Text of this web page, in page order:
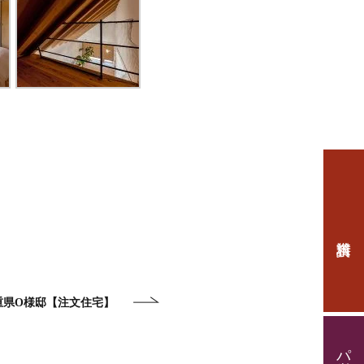
県O様邸【注文住宅】